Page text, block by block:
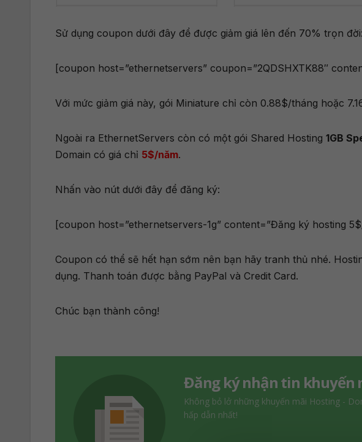
Sử dụng coupon dưới đây để được giảm giá lên đến 70% trọn đời:
[coupon host=”ethernetservers” coupon=”2QDSHXTK88″
Với mức giảm giá này, gói Miniature chỉ còn 0.88$/tháng hoặc
Ngoài ra EthernetServers còn có một gói Shared Hosting 1GB
Domain có giá chỉ 5$/năm.
Nhấn vào nút dưới đây để đăng ký:
[coupon host=”ethernetservers-1g” content=”Đăng ký hosting
Coupon có thể sẽ hết hạn sớm nên bạn hãy tranh thủ nhé.
dụng. Thanh toán được bằng PayPal và Credit Card.
Chúc bạn thành công!
Đăng ký nhận tin khuyến
Không bỏ lở những khuyến mãi Hosting -
hấp dẫn nhất!